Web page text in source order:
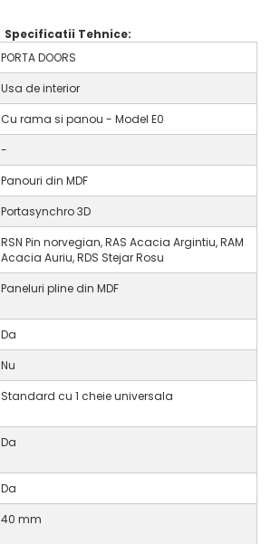
Specificatii Tehnice:
PORTA DOORS
Usa de interior
Cu rama si panou - Model E0
-
Panouri din MDF
Portasynchro 3D
RSN Pin norvegian, RAS Acacia Argintiu, RAM
Acacia Auriu, RDS Stejar Rosu
Paneluri pline din MDF
Da
Nu
Standard cu 1 cheie universala
Da
Da
40 mm